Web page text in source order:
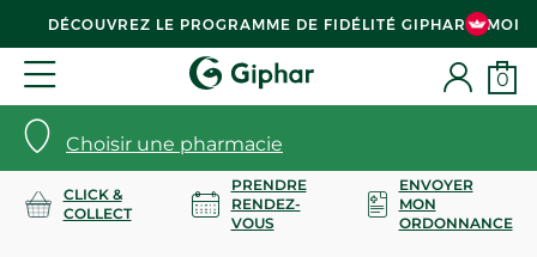
DÉCOUVREZ LE PROGRAMME DE FIDÉLITÉ GIPHAR & MOI
Choisir une pharmacie
0
CLICK &
COLLECT
PRENDRE
RENDEZ-
VOUS
ENVOYER
MON
ORDONNANCE